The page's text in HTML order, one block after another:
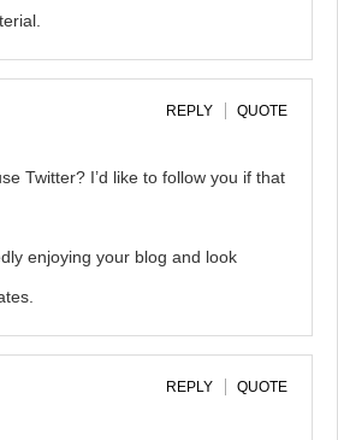
REPLY QUOTE
Twitter? I’d like to follow you if that
enjoying your blog and look
REPLY QUOTE